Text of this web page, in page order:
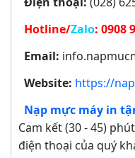
Hotline/Zalo: 0908
Email:
Website: https://
Nạp mực máy in
Cam kết (30 - 45)
điện thoại của quý